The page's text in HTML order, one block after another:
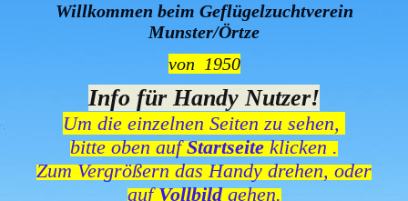
Willkommen beim Geflügelzuchtverein
Munster/Örtze
von 1950
Info für Handy Nutzer!
Um die einzelnen Seiten zu sehen,
bitte oben aufStartseite klicken .
Zum Vergrößern das Handy drehen, oder
aufVollbildgehen.